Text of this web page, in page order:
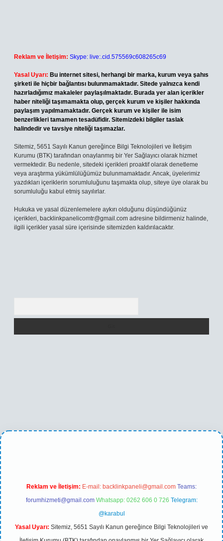
Reklam ve İletişim: Skype: live:.cid.575569c608265c69
Yasal Uyarı: Bu internet sitesi, herhangi bir marka, kurum veya şahıs
şirketi ile hiçbir bağlantısı bulunmamaktadır. Sitede yalnızca kendi
hazırladığımız makaleler paylaşılmaktadır. Burada yer alan içerikler
haber niteliği taşımamakta olup, gerçek kurum ve kişiler hakkında
paylaşım yapılmamaktadır. Gerçek kurum ve kişiler ile isim
benzerlikleri tamamen tesadüfidir. Sitemizdeki bilgiler taslak
halindedir ve tavsiye niteliği taşımazlar.
Sitemiz, 5651 Sayılı Kanun gereğince Bilgi Teknolojileri ve İletişim
Kurumu (BTK) tarafından onaylanmış bir Yer Sağlayıcı olarak hizmet
vermektedir. Bu nedenle, sitedeki içerikleri proaktif olarak denetleme
veya araştırma yükümlülüğümüz bulunmamaktadır. Ancak, üyelerimiz
yazdıkları içeriklerin sorumluluğunu taşımakta olup, siteye üye olarak bu
sorumluluğu kabul etmiş sayılırlar.
Hukuka ve yasal düzenlemelere aykırı olduğunu düşündüğünüz
içerikleri, backlinkpanelicomtr@gmail.com adresine bildirmeniz halinde,
ilgili içerikler yasal süre içerisinde sitemizden kaldırılacaktır.
betexper yeni giriş
Reklam ve İletişim: E-mail: backlinkpaneli@gmail.com Teams:
forumhizmeti@gmail.com Whatsapp: 0262 606 0 726 Telegram:
@karabul
Yasal Uyarı: Sitemiz, 5651 Sayılı Kanun gereğince Bilgi Teknolojileri ve